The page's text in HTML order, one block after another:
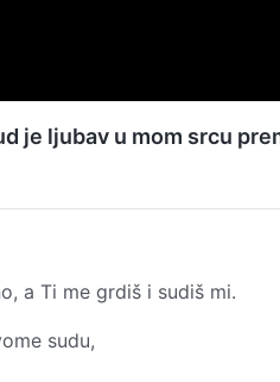
je ljubav u mom srcu
a Ti me grdiš i sudiš mi.
sudu,